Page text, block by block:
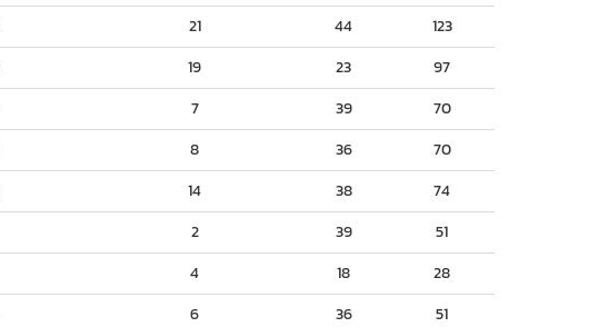
21 44
123
19 23
97
7 39
70
8 36
70
14 38
74
2 39
51
4 18
28
6 36
51